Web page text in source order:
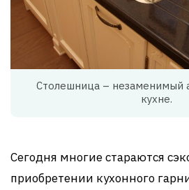
Столешница – незаменимый
кухне.
Сегодня многие стараются
приобретении кухонного